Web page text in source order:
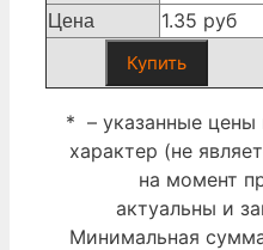
Цена
1.35 руб
Купить
* – указанные
характер (не
на момент
актуальны и
Минимальная